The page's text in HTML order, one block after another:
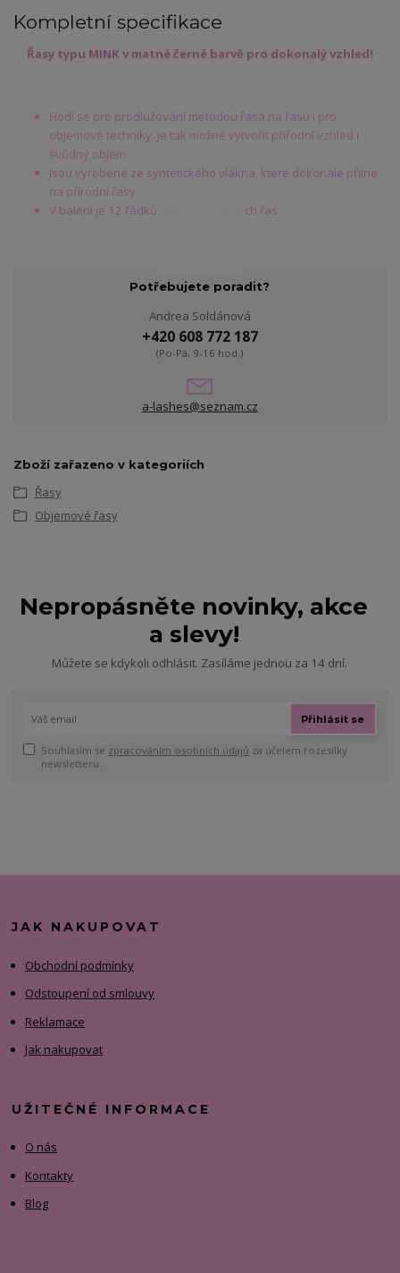
Kompletní specifikace
Řasy typu MINK v matné černé barvě pro dokonalý vzhled!
Hodí se pro prodlužování metodou řasa na řasu i pro
objemové techniky, je tak možné vytvořit přířodní vzhled i
svůdný objem
Jsou vyrobené ze syntetického vlákna, které dokonale přilne
na přírodní řasy
V balení je 12 řádků dokonale černých řas
Potřebujete poradit?
Andrea Soldánová
+420 608 772 187
(Po-Pá, 9-16 hod.)
a-lashes@seznam.cz
Zboží zařazeno v kategoriích
Řasy
Objemové řasy
Nepropásněte novinky, akce
a slevy!
Můžete se kdykoli odhlásit. Zasíláme jednou za 14 dní.
Přihlásit se
Souhlasím se zpracováním osobních údajů za účelem rozesílky
newsletteru.
JAK NAKUPOVAT
Obchodní podmínky
Odstoupení od smlouvy
Reklamace
Jak nakupovat
UŽITEČNÉ INFORMACE
O nás
Kontakty
Blog